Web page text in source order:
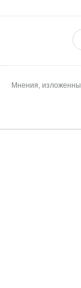
Мнения,